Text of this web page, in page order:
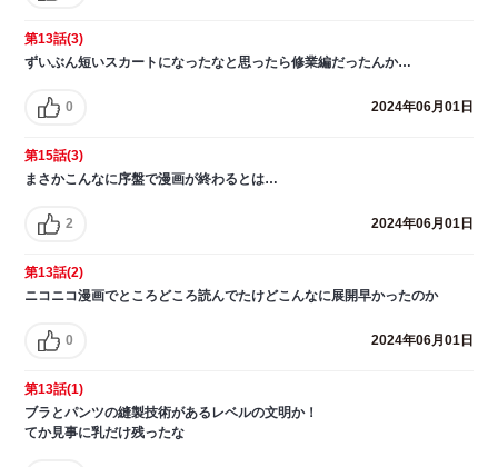
第13話(3)
ずいぶん短いスカートになったなと思ったら修業編だったんか…
0 2024年06月01日
第15話(3)
まさかこんなに序盤で漫画が終わるとは…
2 2024年06月01日
第13話(2)
ニコニコ漫画でところどころ読んでたけどこんなに展開早かったのか
0 2024年06月01日
第13話(1)
ブラとパンツの縫製技術があるレベルの文明か！
てか見事に乳だけ残ったな